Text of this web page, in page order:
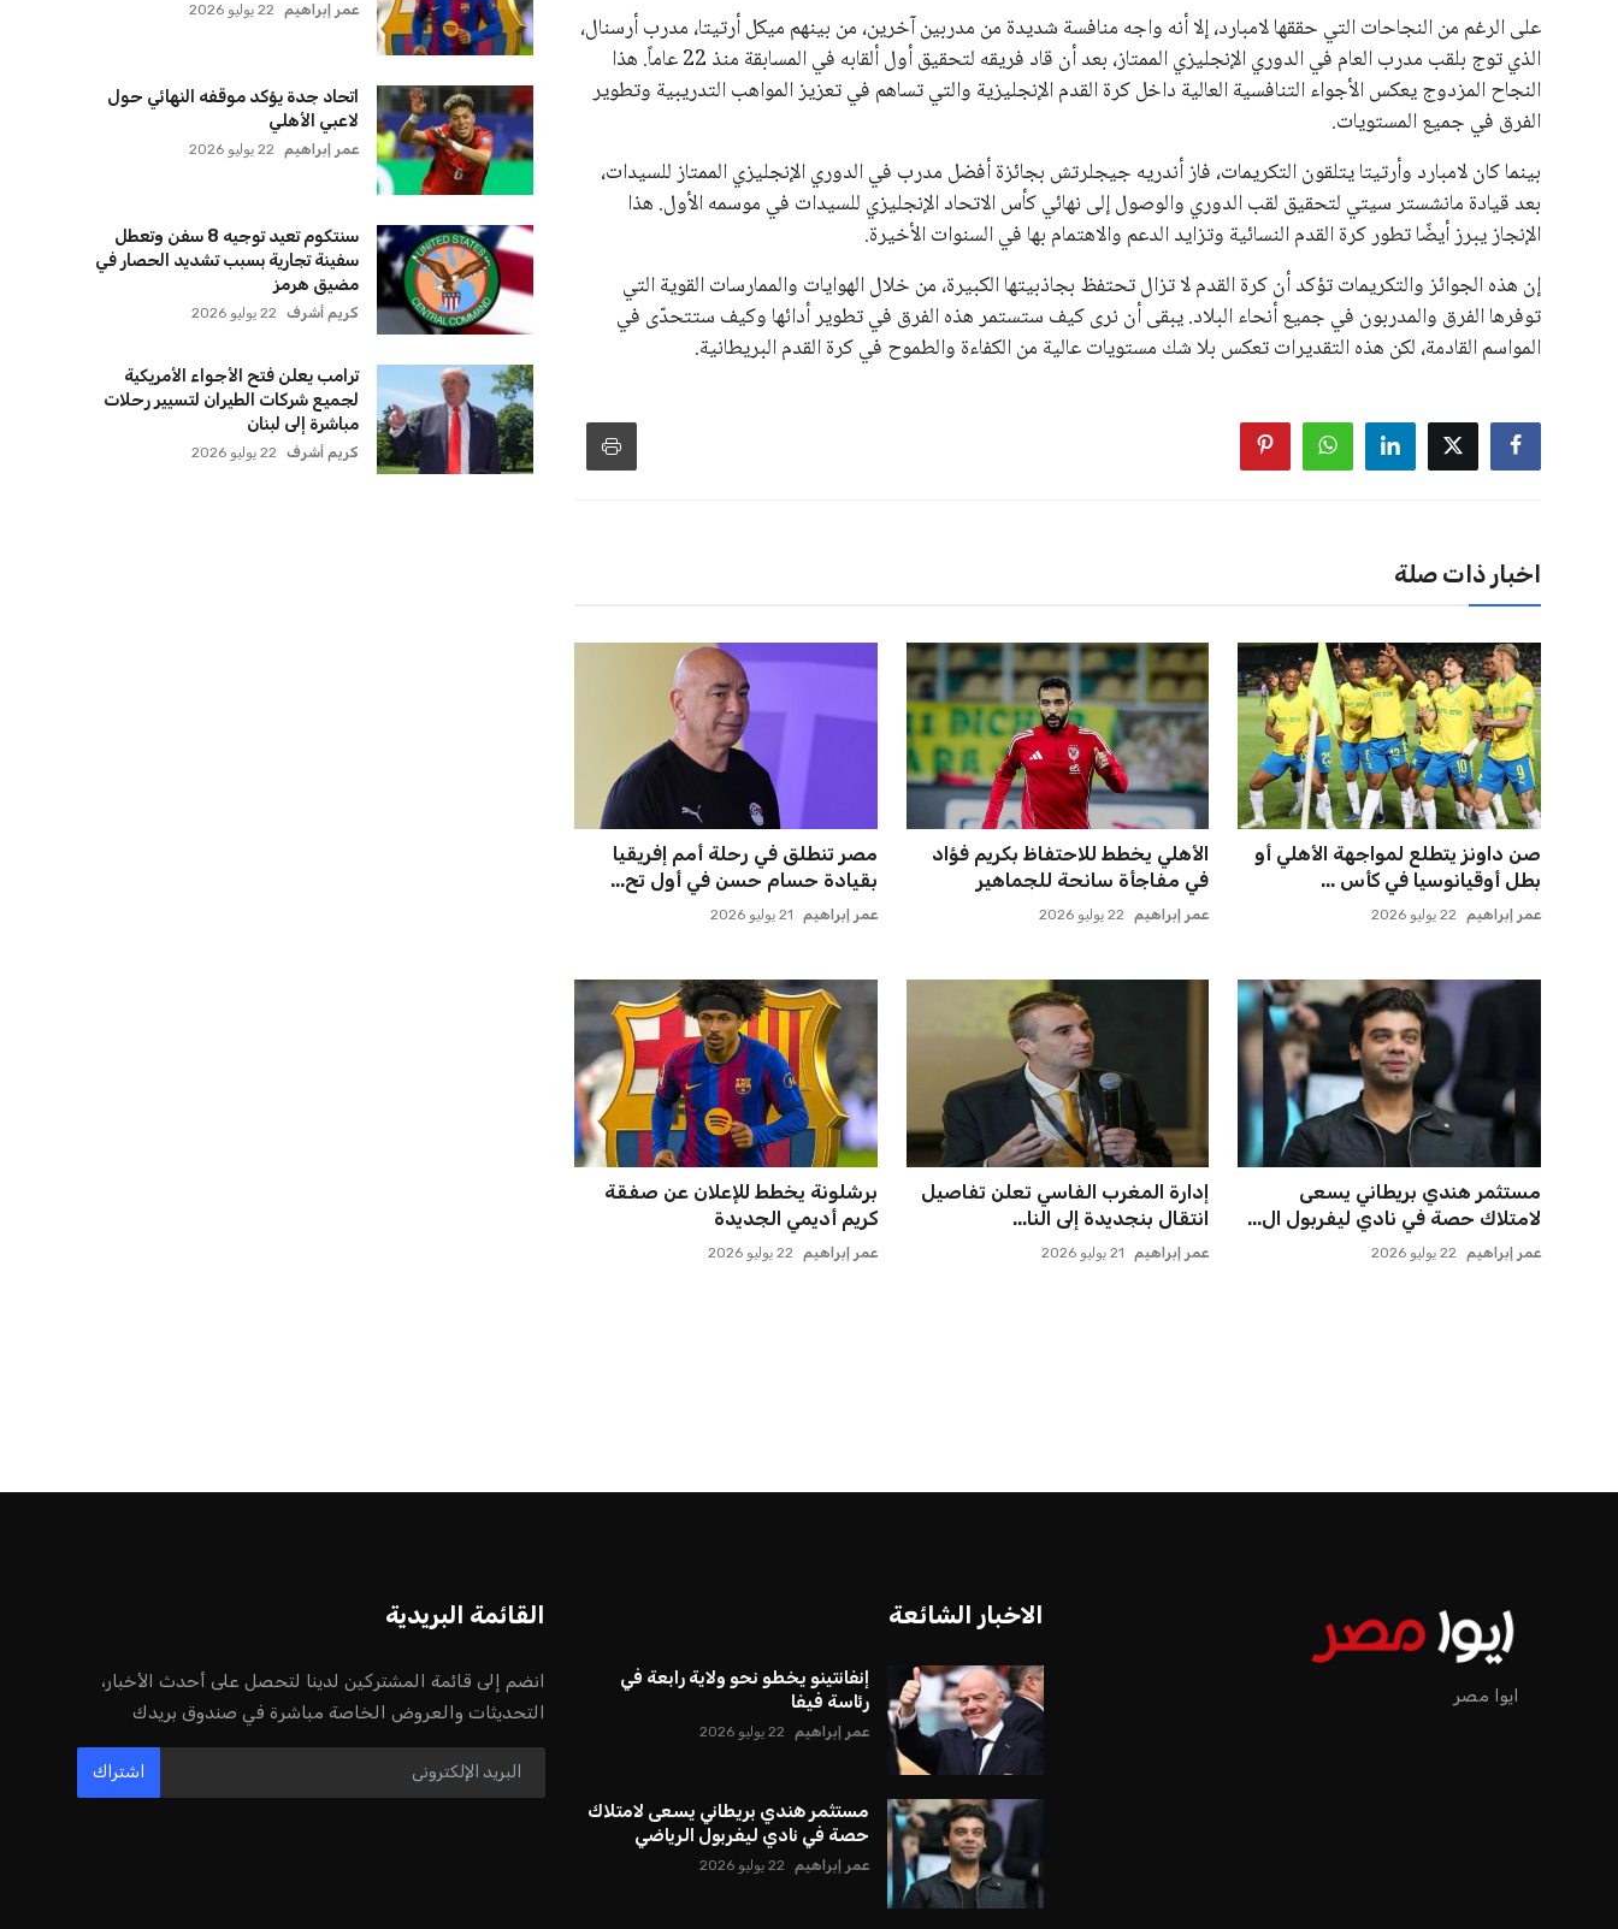
على الرغم من النجاحات التي حققها لامبارد، إلا أنه واجه منافسة شديدة من مدربين آخرين، من بينهم ميكل أرتيتا، مدرب أرسنال،
الذي توج بلقب مدرب العام في الدوري الإنجليزي الممتاز، بعد أن قاد فريقه لتحقيق أول ألقابه في المسابقة منذ 22 عاماً. هذا
النجاح المزدوج يعكس الأجواء التنافسية العالية داخل كرة القدم الإنجليزية والتي تساهم في تعزيز المواهب التدريبية وتطوير
الفرق في جميع المستويات.
بينما كان لامبارد وأرتيتا يتلقون التكريمات، فاز أندريه جيجلرتش بجائزة أفضل مدرب في الدوري الإنجليزي الممتاز للسيدات،
بعد قيادة مانشستر سيتي لتحقيق لقب الدوري والوصول إلى نهائي كأس الاتحاد الإنجليزي للسيدات في موسمه الأول. هذا
الإنجاز يبرز أيضًا تطور كرة القدم النسائية وتزايد الدعم والاهتمام بها في السنوات الأخيرة.
إن هذه الجوائز والتكريمات تؤكد أن كرة القدم لا تزال تحتفظ بجاذبيتها الكبيرة، من خلال الهوايات والممارسات القوية التي
توفرها الفرق والمدربون في جميع أنحاء البلاد. يبقى أن نرى كيف ستستمر هذه الفرق في تطوير أدائها وكيف ستتحدّى في
المواسم القادمة، لكن هذه التقديرات تعكس بلا شك مستويات عالية من الكفاءة والطموح في كرة القدم البريطانية.
اخبار ذات صلة
صن داونز يتطلع لمواجهة الأهلي أو
بطل أوقيانوسيا في كأس ...
عمر إبراهيم 22 يوليو 2026
الأهلي يخطط للاحتفاظ بكريم فؤاد
في مفاجأة سانحة للجماهير
عمر إبراهيم 22 يوليو 2026
مصر تنطلق في رحلة أمم إفريقيا
بقيادة حسام حسن في أول تح...
عمر إبراهيم 21 يوليو 2026
مستثمر هندي بريطاني يسعى
لامتلاك حصة في نادي ليفربول ال...
عمر إبراهيم 22 يوليو 2026
إدارة المغرب الفاسي تعلن تفاصيل
انتقال بنجديدة إلى النا...
عمر إبراهيم 21 يوليو 2026
برشلونة يخطط للإعلان عن صفقة
كريم أديمي الجديدة
عمر إبراهيم 22 يوليو 2026
عمر إبراهيم 22 يوليو 2026
اتحاد جدة يؤكد موقفه النهائي حول
لاعبي الأهلي
عمر إبراهيم 22 يوليو 2026
سنتكوم تعيد توجيه 8 سفن وتعطل
سفينة تجارية بسبب تشديد الحصار في
مضيق هرمز
كريم أشرف 22 يوليو 2026
ترامب يعلن فتح الأجواء الأمريكية
لجميع شركات الطيران لتسيير رحلات
مباشرة إلى لبنان
كريم أشرف 22 يوليو 2026
ايوا مصر
الاخبار الشائعة
إنفانتينو يخطو نحو ولاية رابعة في
رئاسة فيفا
عمر إبراهيم 22 يوليو 2026
مستثمر هندي بريطاني يسعى لامتلاك
حصة في نادي ليفربول الرياضي
عمر إبراهيم 22 يوليو 2026
القائمة البريدية
انضم إلى قائمة المشتركين لدينا لتحصل على أحدث الأخبار،
التحديثات والعروض الخاصة مباشرة في صندوق بريدك
اشتراك